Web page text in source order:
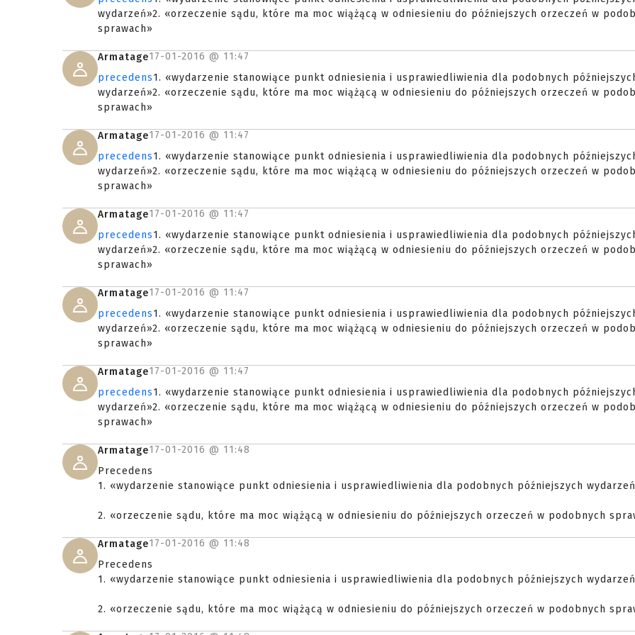
wydarzeń»2. «orzeczenie sądu, które ma moc wiążącą w odniesieniu do późniejszych orzeczeń w
sprawach»
Armatage17-01-2016 @ 11:47
precedens1. «wydarzenie stanowiące punkt odniesienia i usprawiedliwienia dla podobnych
wydarzeń»2. «orzeczenie sądu, które ma moc wiążącą w odniesieniu do późniejszych orzeczeń w
sprawach»
Armatage17-01-2016 @ 11:47
precedens1. «wydarzenie stanowiące punkt odniesienia i usprawiedliwienia dla podobnych
wydarzeń»2. «orzeczenie sądu, które ma moc wiążącą w odniesieniu do późniejszych orzeczeń w
sprawach»
Armatage17-01-2016 @ 11:47
precedens1. «wydarzenie stanowiące punkt odniesienia i usprawiedliwienia dla podobnych
wydarzeń»2. «orzeczenie sądu, które ma moc wiążącą w odniesieniu do późniejszych orzeczeń w
sprawach»
Armatage17-01-2016 @ 11:47
precedens1. «wydarzenie stanowiące punkt odniesienia i usprawiedliwienia dla podobnych
wydarzeń»2. «orzeczenie sądu, które ma moc wiążącą w odniesieniu do późniejszych orzeczeń w
sprawach»
Armatage17-01-2016 @ 11:47
precedens1. «wydarzenie stanowiące punkt odniesienia i usprawiedliwienia dla podobnych
wydarzeń»2. «orzeczenie sądu, które ma moc wiążącą w odniesieniu do późniejszych orzeczeń w
sprawach»
Armatage17-01-2016 @ 11:48
Precedens
1. «wydarzenie stanowiące punkt odniesienia i usprawiedliwienia dla podobnych późniejszych
2. «orzeczenie sądu, które ma moc wiążącą w odniesieniu do późniejszych orzeczeń w podobnych
Armatage17-01-2016 @ 11:48
Precedens
1. «wydarzenie stanowiące punkt odniesienia i usprawiedliwienia dla podobnych późniejszych
2. «orzeczenie sądu, które ma moc wiążącą w odniesieniu do późniejszych orzeczeń w podobnych